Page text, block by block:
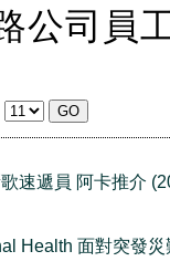
公司員
速遞員 阿卡推介
Health 面對突發災